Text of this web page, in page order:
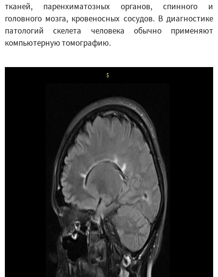
тканей, паренхиматозных органов, спинного и
головного мозга, кровеносных сосудов. В диагностике
патологий скелета человека обычно применяют
компьютерную томографию.